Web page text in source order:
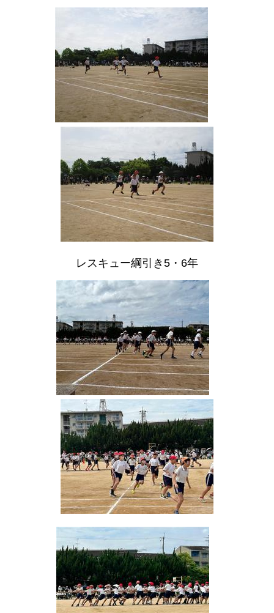
レスキュー綱引き5・6年